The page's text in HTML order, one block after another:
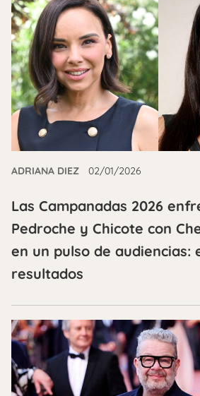
ADRIANA DIEZ 02/01/2026
Las Campanadas 2026
Pedroche y Chicote con
en un pulso de audiencias:
resultados